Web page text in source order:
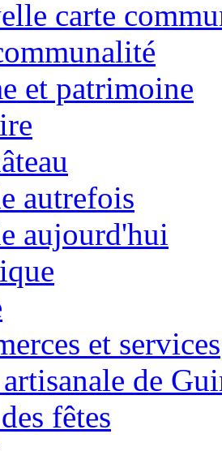
carte
et patrimoine
autrefois
aujourd'hui
et services
de
fêtes